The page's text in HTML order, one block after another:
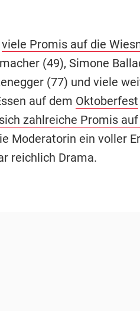
viele Promis auf die
(49), Simone
(77) und viele
auf dem Oktoberfest
zahlreiche Promis auf
Moderatorin ein voller
reichlich Drama.